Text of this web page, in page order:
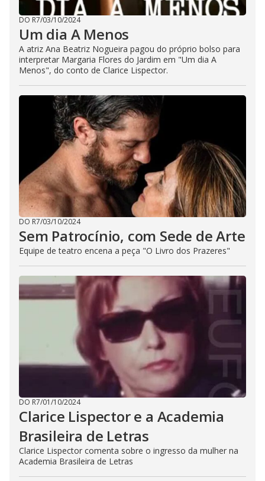
DO R7/03/10/2024
Um dia A Menos
A atriz Ana Beatriz Nogueira pagou do próprio bolso para
interpretar Margaria Flores do Jardim em "Um dia A
Menos", do conto de Clarice Lispector.
DO R7/03/10/2024
Sem Patrocínio, com Sede de Arte
Equipe de teatro encena a peça "O Livro dos Prazeres"
DO R7/01/10/2024
Clarice Lispector e a Academia
Brasileira de Letras
Clarice Lispector comenta sobre o ingresso da mulher na
Academia Brasileira de Letras